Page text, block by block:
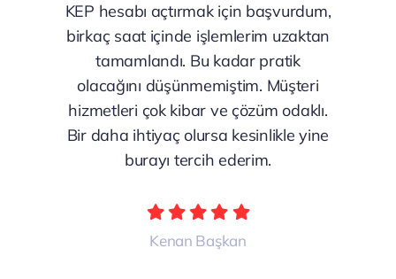
KEP hesabı açtırmak için başvurdum,
birkaç saat içinde işlemlerim uzaktan
tamamlandı. Bu kadar pratik
olacağını düşünmemiştim. Müşteri
hizmetleri çok kibar ve çözüm odaklı.
Bir daha ihtiyaç olursa kesinlikle yine
burayı tercih ederim.
Kenan Başkan